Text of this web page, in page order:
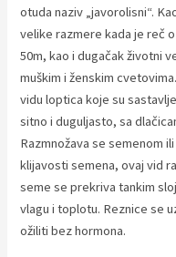
otuda naziv „javorolisni“.
velike razmere kada je reč
50m, kao i dugačak životni
muškim i ženskim
vidu loptica koje su
sitno i duguljasto, sa
Razmnožava se semenom
klijavosti semena, ovaj vid
seme se prekriva tankim
vlagu i toplotu. Reznice se
ožiliti bez hormona.